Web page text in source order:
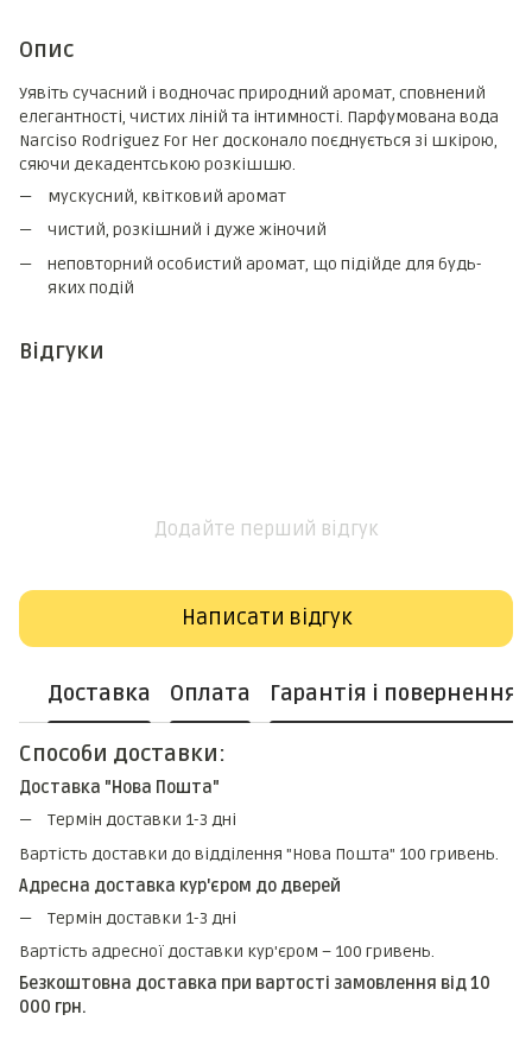
Опис
Уявіть сучасний і водночас природний аромат, сповнений
елегантності, чистих ліній та інтимності. Парфумована вода
Narciso Rodriguez For Her досконало поєднується зі шкірою,
сяючи декадентською розкішшю.
мускусний, квітковий аромат
чистий, розкішний і дуже жіночий
неповторний особистий аромат, що підійде для будь-
яких подій
Відгуки
Додайте перший відгук
Написати відгук
Доставка Оплата Гарантія і повернення
Способи доставки:
Доставка "Нова Пошта"
Термін доставки 1-3 дні
Вартість доставки до відділення "Нова Пошта" 100 гривень.
Адресна доставка кур'єром до дверей
Термін доставки 1-3 дні
Вартість адресної доставки кур'єром – 100 гривень.
Безкоштовна доставка при вартості замовлення від 10
000 грн.